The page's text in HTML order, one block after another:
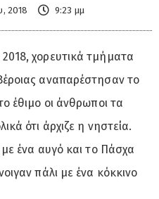
2018 9:23 μμ
χορευτικά τμήματα
αναπαρέστησαν το
έθιμο οι άνθρωποι τα
ότι άρχιζε η νηστεία.
ένα αυγό και το Πάσχα
πάλι με ένα κόκκινο